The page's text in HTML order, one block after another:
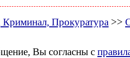
Криминал, Прокуратура >>
Вы согласны с